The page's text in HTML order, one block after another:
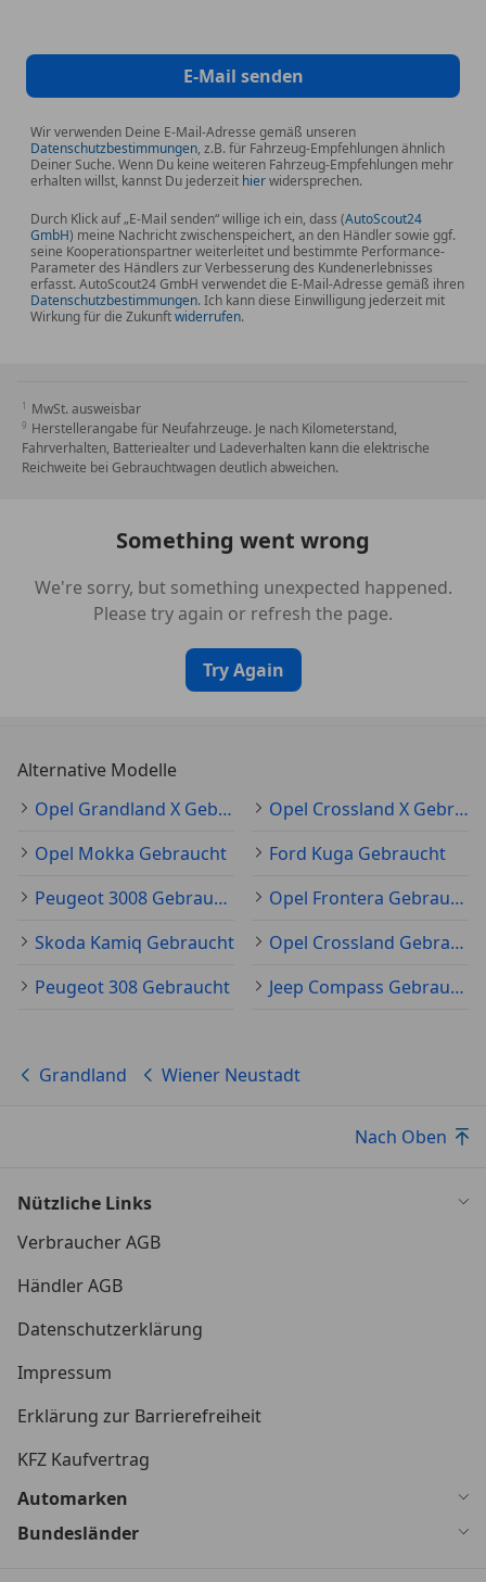
E-Mail senden
Wir verwenden Deine E-Mail-Adresse gemäß unseren
Datenschutzbestimmungen, z.B. für Fahrzeug-Empfehlungen ähnlich
Deiner Suche. Wenn Du keine weiteren Fahrzeug-Empfehlungen mehr
erhalten willst, kannst Du jederzeit hierwidersprechen.
Durch Klick auf „E-Mail senden“ willige ich ein, dass (AutoScout24
GmbH) meine Nachricht zwischenspeichert, an den Händler sowie ggf.
seine Kooperationspartner weiterleitet und bestimmte Performance-
Parameter des Händlers zur Verbesserung des Kundenerlebnisses
erfasst. AutoScout24 GmbH verwendet die E-Mail-Adresse gemäß ihren
Datenschutzbestimmungen. Ich kann diese Einwilligung jederzeit mit
Wirkung für die Zukunftwiderrufen.
MwSt. ausweisbar
Herstellerangabe für Neufahrzeuge. Je nach Kilometerstand,
Fahrverhalten, Batteriealter und Ladeverhalten kann die elektrische
Reichweite bei Gebrauchtwagen deutlich abweichen.
Something went wrong
We're sorry, but something unexpected happened.
Please try again or refresh the page.
Try Again
Alternative Modelle
Opel Grandland X Gebraucht
Opel Crossland X Gebraucht
Opel Mokka Gebraucht
Ford Kuga Gebraucht
Peugeot 3008 Gebraucht
Opel Frontera Gebraucht
Skoda Kamiq Gebraucht
Opel Crossland Gebraucht
Peugeot 308 Gebraucht
Jeep Compass Gebraucht
Grandland Wiener Neustadt
Nach Oben
Nützliche Links
Verbraucher AGB
Händler AGB
Datenschutzerklärung
Impressum
Erklärung zur Barrierefreiheit
KFZ Kaufvertrag
Automarken
Bundesländer